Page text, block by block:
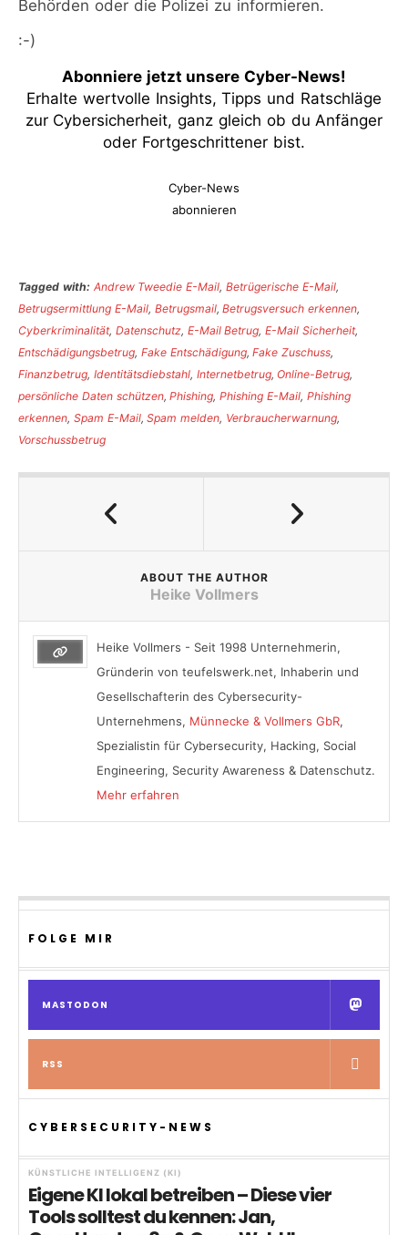
Behörden oder die Polizei zu informieren.
:-)
Abonniere jetzt unsere Cyber-News!
Erhalte wertvolle Insights, Tipps und Ratschläge
zur Cybersicherheit, ganz gleich ob du Anfänger
oder Fortgeschrittener bist.
Cyber-News
abonnieren
Tagged with: Andrew Tweedie E-Mail,Betrügerische E-Mail,
Betrugsermittlung E-Mail, Betrugsmail,Betrugsversuch erkennen,
Cyberkriminalität, Datenschutz, E-Mail Betrug,E-Mail Sicherheit,
Entschädigungsbetrug, Fake Entschädigung,Fake Zuschuss,
Finanzbetrug, Identitätsdiebstahl, Internetbetrug, Online-Betrug,
persönliche Daten schützen,Phishing,Phishing E-Mail, Phishing
erkennen, Spam E-Mail,Spam melden, Verbraucherwarnung,
Vorschussbetrug
ABOUT THE AUTHOR
Heike Vollmers
Heike Vollmers - Seit 1998 Unternehmerin,
Gründerin von teufelswerk.net, Inhaberin und
Gesellschafterin des Cybersecurity-
Unternehmens, Münnecke & Vollmers GbR,
Spezialistin für Cybersecurity, Hacking, Social
Engineering, Security Awareness & Datenschutz.
Mehr erfahren
FOLGE MIR
MASTODON
RSS
CYBERSECURITY-NEWS
KÜNSTLICHE INTELLIGENZ (KI)
Eigene KI lokal betreiben – Diese vier
Tools solltest du kennen: Jan,